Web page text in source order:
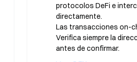
protocolos DeFi e
directamente.
Las transacciones on-
Verifica siempre la
antes de confirmar.